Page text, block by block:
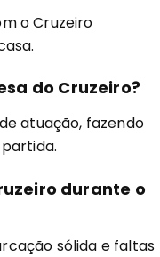
o Cruzeiro
do Cruzeiro?
atuação, fazendo
durante o
sólida e faltas